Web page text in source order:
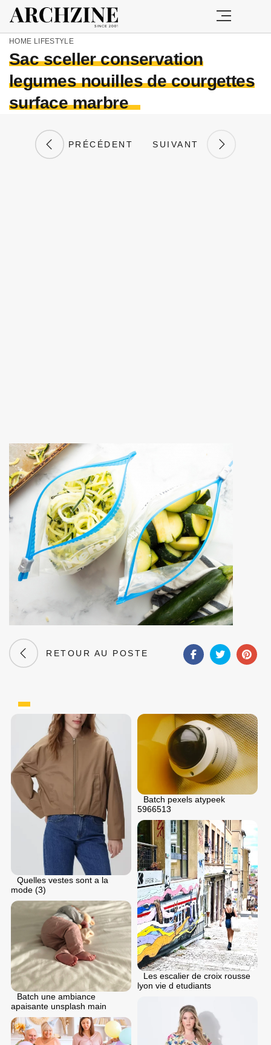
HOME LIFESTYLE
Sac sceller conservation
legumes nouilles de courgettes
surface marbre
PRÉCÉDENT SUIVANT
RETOUR AU POSTE
Quelles vestes sont a la
mode (3)
Batch pexels atypeek
5966513
Les escalier de croix rousse
lyon vie d etudiants
Batch une ambiance
apaisante unsplash main